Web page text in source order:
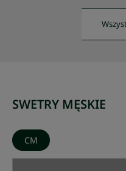
SWETRY MĘSKIE
CM